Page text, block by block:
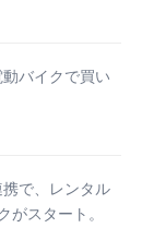
バイクで買い
で、レンタル
がスタート。